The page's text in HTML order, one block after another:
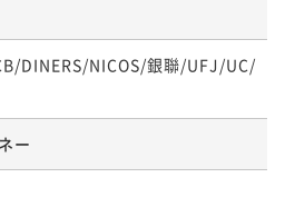
DINERS/NICOS/銀聯/UFJ/UC/
ー